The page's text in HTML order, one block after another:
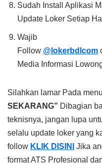
Sudah Install Aplikasi
Update Loker Setiap
Wajib
Follow @lokerbdlcom
Media Informasi
Silahkan lamar Pada menu
SEKARANG” Dibagian
teknisnya, jangan lupa
selalu update loker yang
follow KLIK DISINI
Jika
format ATS Profesional